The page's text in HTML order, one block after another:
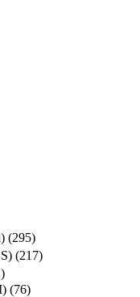
(295)
(217)
(76)